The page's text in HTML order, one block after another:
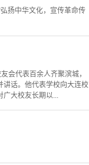
扬中华文化，宣传革命传
会代表百余人齐聚滨城，
讲话。他代表学校向大连校
广大校友长期以...